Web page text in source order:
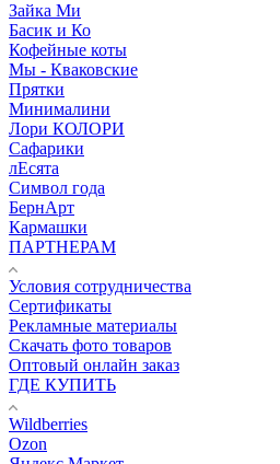
Зайка Ми
Басик и Ко
Кофейные коты
Мы - Кваковские
Прятки
Минималини
Лори КОЛОРИ
Сафарики
лЕсята
Символ года
БернАрт
Кармашки
ПАРТНЕРАМ
Условия сотрудничества
Сертификаты
Рекламные материалы
Скачать фото товаров
Оптовый онлайн заказ
ГДЕ КУПИТЬ
Wildberries
Ozon